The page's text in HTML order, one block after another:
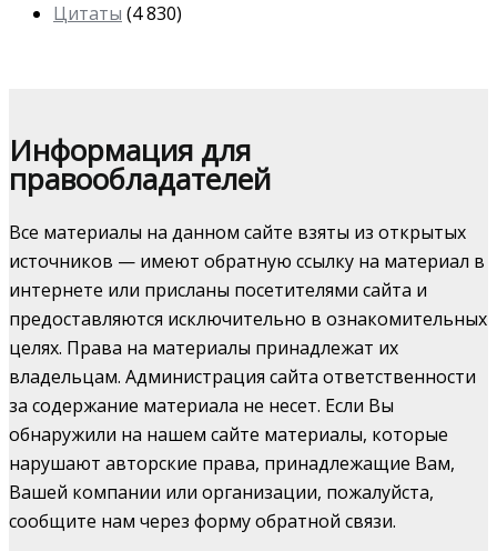
Цитаты (4 830)
Информация для
правообладателей
Все материалы на данном сайте взяты из открытых
источников — имеют обратную ссылку на материал в
интернете или присланы посетителями сайта и
предоставляются исключительно в ознакомительных
целях. Права на материалы принадлежат их
владельцам. Администрация сайта ответственности
за содержание материала не несет. Если Вы
обнаружили на нашем сайте материалы, которые
нарушают авторские права, принадлежащие Вам,
Вашей компании или организации, пожалуйста,
сообщите нам через форму обратной связи.